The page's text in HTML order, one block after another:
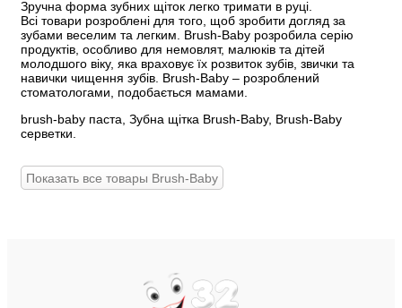
Зручна форма зубних щіток легко тримати в руці.
Всі товари розроблені для того, щоб зробити догляд за
зубами веселим та легким. Brush-Baby розробила серію
продуктів, особливо для немовлят, малюків та дітей
молодшого віку, яка враховує їх розвиток зубів, звички та
навички чищення зубів. Brush-Baby – розроблений
стоматологами, подобається мамами.
brush-baby паста, Зубна щітка Brush-Baby, Brush-Baby
серветки.
Показать все товары Brush-Baby